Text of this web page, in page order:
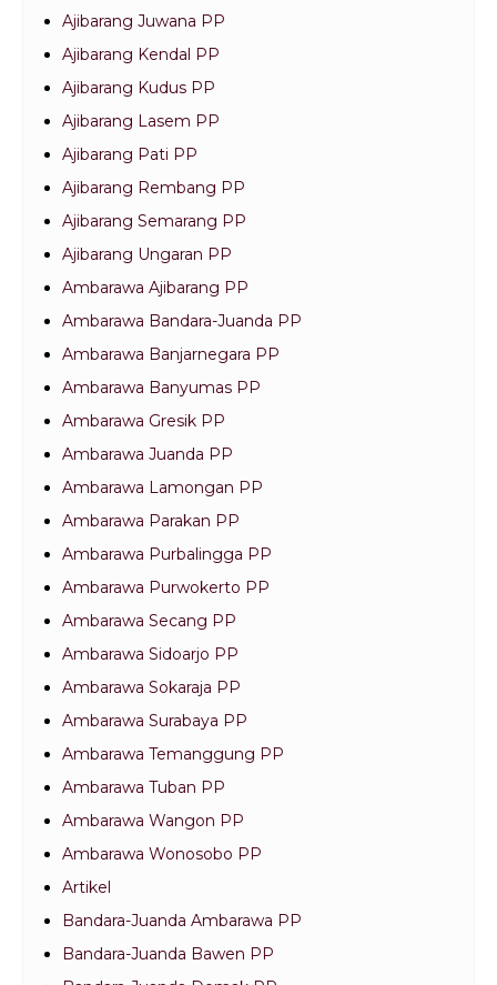
Ajibarang Juwana PP
Ajibarang Kendal PP
Ajibarang Kudus PP
Ajibarang Lasem PP
Ajibarang Pati PP
Ajibarang Rembang PP
Ajibarang Semarang PP
Ajibarang Ungaran PP
Ambarawa Ajibarang PP
Ambarawa Bandara-Juanda PP
Ambarawa Banjarnegara PP
Ambarawa Banyumas PP
Ambarawa Gresik PP
Ambarawa Juanda PP
Ambarawa Lamongan PP
Ambarawa Parakan PP
Ambarawa Purbalingga PP
Ambarawa Purwokerto PP
Ambarawa Secang PP
Ambarawa Sidoarjo PP
Ambarawa Sokaraja PP
Ambarawa Surabaya PP
Ambarawa Temanggung PP
Ambarawa Tuban PP
Ambarawa Wangon PP
Ambarawa Wonosobo PP
Artikel
Bandara-Juanda Ambarawa PP
Bandara-Juanda Bawen PP